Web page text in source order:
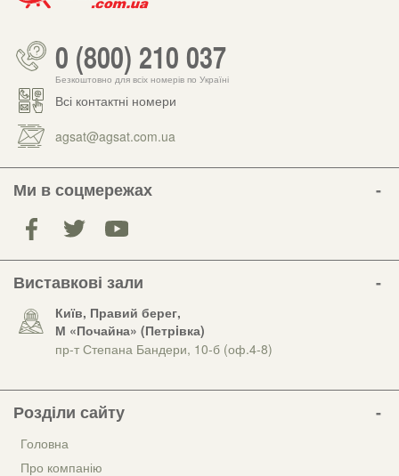
0 (800) 210 037
Безкоштовно для всіх номерів по Україні
Всі контактні номери
agsat@agsat.com.ua
Ми в соцмережах
Виставкові зали
Київ, Правий берег,
М «Почайна» (Петрiвка)
пр-т Степана Бандери, 10-б (оф.4-8)
Розділи сайту
Головна
Про компанію